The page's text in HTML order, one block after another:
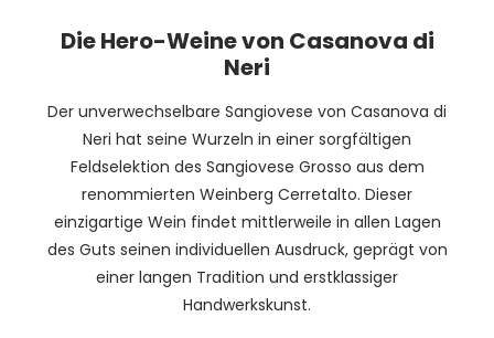
Die Hero-Weine von Casanova di
Neri
Der unverwechselbare Sangiovese von Casanova di
Neri hat seine Wurzeln in einer sorgfältigen
Feldselektion des Sangiovese Grosso aus dem
renommierten Weinberg Cerretalto. Dieser
einzigartige Wein findet mittlerweile in allen Lagen
des Guts seinen individuellen Ausdruck, geprägt von
einer langen Tradition und erstklassiger
Handwerkskunst.